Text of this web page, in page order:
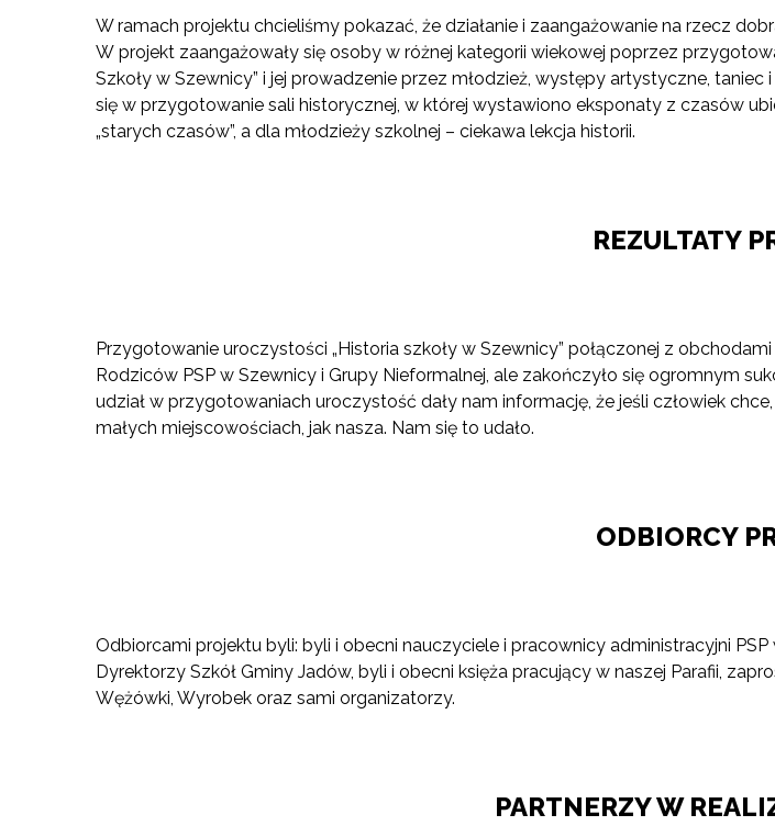
W ramach projektu chcieliśmy pokazać, że działanie i zaangażowanie na rzecz
W projekt zaangażowały się osoby w różnej kategorii wiekowej poprzez
Szkoły w Szewnicy” i jej prowadzenie przez młodzież, występy artystyczne,
się w przygotowanie sali historycznej, w której wystawiono eksponaty z czasów
„starych czasów”, a dla młodzieży szkolnej – ciekawa lekcja historii.
REZULTATY
Przygotowanie uroczystości „Historia szkoły w Szewnicy” połączonej z
Rodziców PSP w Szewnicy i Grupy Nieformalnej, ale zakończyło się ogromnym
udział w przygotowaniach uroczystość dały nam informację, że jeśli człowiek
małych miejscowościach, jak nasza. Nam się to udało.
ODBIORCY
Odbiorcami projektu byli: byli i obecni nauczyciele i pracownicy administracyjni
Dyrektorzy Szkół Gminy Jadów, byli i obecni księża pracujący w naszej Parafii,
Wężówki, Wyrobek oraz sami organizatorzy.
PARTNERZY W